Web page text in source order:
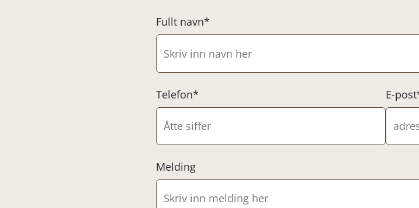
Fullt navn*
Telefon* E-
Melding